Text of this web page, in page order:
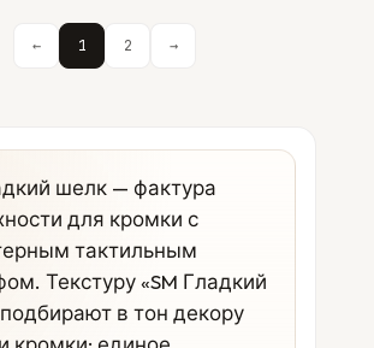
← 1 2 →
шелк — фактура
для кромки с
тактильным
Текстуру «SM Гладкий
в тон декору